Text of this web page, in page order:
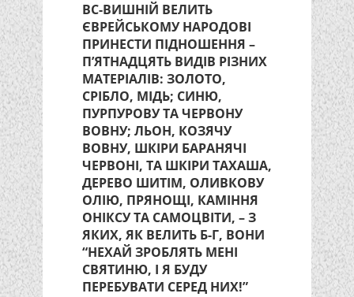
ВС-ВИШНІЙ ВЕЛИТЬ
ЄВРЕЙСЬКОМУ НАРОДОВІ
ПРИНЕСТИ ПІДНОШЕННЯ –
П’ЯТНАДЦЯТЬ ВИДІВ РІЗНИХ
МАТЕРІАЛІВ: ЗОЛОТО,
СРІБЛО, МІДЬ; СИНЮ,
ПУРПУРОВУ ТА ЧЕРВОНУ
ВОВНУ; ЛЬОН, КОЗЯЧУ
ВОВНУ, ШКІРИ БАРАНЯЧІ
ЧЕРВОНІ, ТА ШКІРИ ТАХАША,
ДЕРЕВО ШИТІМ, ОЛИВКОВУ
ОЛІЮ, ПРЯНОЩІ, КАМІННЯ
ОНІКСУ ТА САМОЦВІТИ, – З
ЯКИХ, ЯК ВЕЛИТЬ Б-Г, ВОНИ
“НЕХАЙ ЗРОБЛЯТЬ МЕНІ
СВЯТИНЮ, І Я БУДУ
ПЕРЕБУВАТИ СЕРЕД НИХ!”